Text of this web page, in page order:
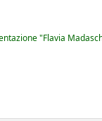
"Flavia